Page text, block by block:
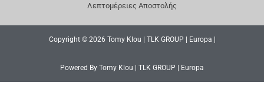
Λεπτομέρειες Αποστολής
Copyright © 2026 Tomy Klou | TLK GROUP | Europa |
Powered By Tomy Klou | TLK GROUP | Europa